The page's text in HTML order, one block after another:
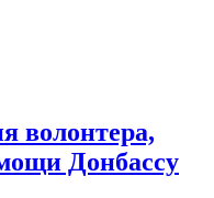
волонтера,
Донбассу